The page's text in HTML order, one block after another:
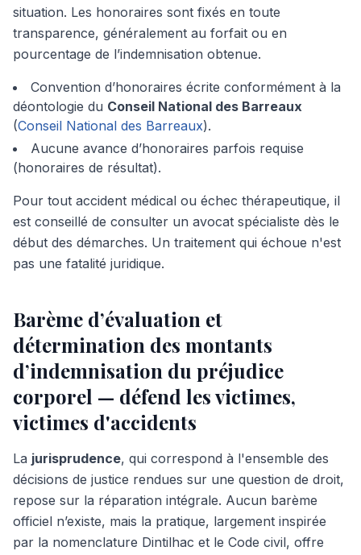
situation. Les honoraires sont fixés en toute
transparence, généralement au forfait ou en
pourcentage de l’indemnisation obtenue.
Convention d’honoraires écrite conformément à la
déontologie du Conseil National des Barreaux
(Conseil National des Barreaux).
Aucune avance d’honoraires parfois requise
(honoraires de résultat).
Pour tout accident médical ou échec thérapeutique, il
est conseillé de consulter un avocat spécialiste dès le
début des démarches. Un traitement qui échoue n'est
pas une fatalité juridique.
Barème d’évaluation et
détermination des montants
d’indemnisation du préjudice
corporel — défend les victimes,
victimes d'accidents
La jurisprudence, qui correspond à l'ensemble des
décisions de justice rendues sur une question de droit,
repose sur la réparation intégrale. Aucun barème
officiel n’existe, mais la pratique, largement inspirée
par la nomenclature Dintilhac et le Code civil, offre